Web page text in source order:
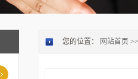
您的位置： 网站首页